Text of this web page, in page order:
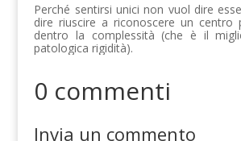
Perché sentirsi unici non vuol dire
dire riuscire a riconoscere un centro
dentro la complessità (che è il
patologica rigidità).
0 commenti
Invia un commento